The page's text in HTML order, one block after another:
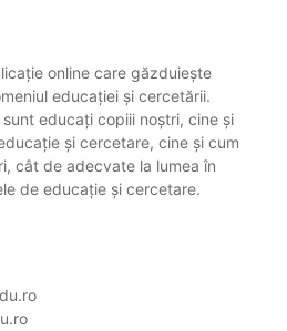
online care găzduiește
educației și cercetării.
educați copiii noștri, cine și
și cercetare, cine și cum
cât de adecvate la lumea în
de educație și cercetare.